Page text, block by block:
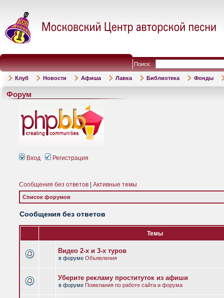
Поиск:
Клуб Новости Афиша Лавка Библиотека Фонды
Форум
Вход Регистрация
Сообщения без ответов Активные темы
Список форумов
Сообщения без ответов
Темы
Видео 2-х и 3-х туров
в форуме Объявления
Уберите рекламу проституток из афиши
в форуме Пожелания по работе сайта и форума